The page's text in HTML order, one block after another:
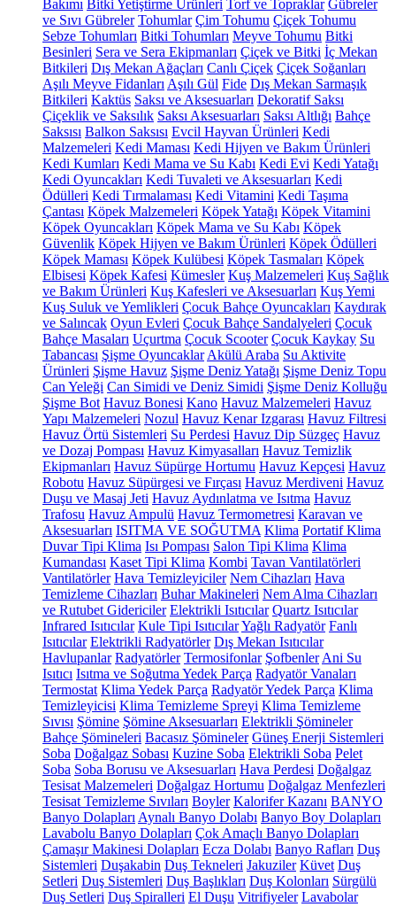
Bakımı Bitki Yetiştirme Ürünleri Torf ve Topraklar Gübreler
ve Sıvı Gübreler Tohumlar Çim Tohumu Çiçek Tohumu
Sebze Tohumları Bitki Tohumları Meyve Tohumu Bitki
Besinleri Sera ve Sera Ekipmanları Çiçek ve Bitki İç Mekan
Bitkileri Dış Mekan Ağaçları Canlı Çiçek Çiçek Soğanları
Aşılı Meyve Fidanları Aşılı Gül Fide Dış Mekan Sarmaşık
Bitkileri Kaktüs Saksı ve Aksesuarları Dekoratif Saksı
Çiçeklik ve Saksılık Saksı Aksesuarları Saksı Altlığı Bahçe
Saksısı Balkon Saksısı Evcil Hayvan Ürünleri Kedi
Malzemeleri Kedi Maması Kedi Hijyen ve Bakım Ürünleri
Kedi Kumları Kedi Mama ve Su Kabı Kedi Evi Kedi Yatağı
Kedi Oyuncakları Kedi Tuvaleti ve Aksesuarları Kedi
Ödülleri Kedi Tırmalaması Kedi Vitamini Kedi Taşıma
Çantası Köpek Malzemeleri Köpek Yatağı Köpek Vitamini
Köpek Oyuncakları Köpek Mama ve Su Kabı Köpek
Güvenlik Köpek Hijyen ve Bakım Ürünleri Köpek Ödülleri
Köpek Maması Köpek Kulübesi Köpek Tasmaları Köpek
Elbisesi Köpek Kafesi Kümesler Kuş Malzemeleri Kuş Sağlık
ve Bakım Ürünleri Kuş Kafesleri ve Aksesuarları Kuş Yemi
Kuş Suluk ve Yemlikleri Çocuk Bahçe Oyuncakları Kaydırak
ve Salıncak Oyun Evleri Çocuk Bahçe Sandalyeleri Çocuk
Bahçe Masaları Uçurtma Çocuk Scooter Çocuk Kaykay Su
Tabancası Şişme Oyuncaklar Akülü Araba Su Aktivite
Ürünleri Şişme Havuz Şişme Deniz Yatağı Şişme Deniz Topu
Can Yeleği Can Simidi ve Deniz Simidi Şişme Deniz Kolluğu
Şişme Bot Havuz Bonesi Kano Havuz Malzemeleri Havuz
Yapı Malzemeleri Nozul Havuz Kenar Izgarası Havuz Filtresi
Havuz Örtü Sistemleri Su Perdesi Havuz Dip Süzgeç Havuz
ve Dozaj Pompası Havuz Kimyasalları Havuz Temizlik
Ekipmanları Havuz Süpürge Hortumu Havuz Kepçesi Havuz
Robotu Havuz Süpürgesi ve Fırçası Havuz Merdiveni Havuz
Duşu ve Masaj Jeti Havuz Aydınlatma ve Isıtma Havuz
Trafosu Havuz Ampulü Havuz Termometresi Karavan ve
Aksesuarları ISITMA VE SOĞUTMA Klima Portatif Klima
Duvar Tipi Klima Isı Pompası Salon Tipi Klima Klima
Kumandası Kaset Tipi Klima Kombi Tavan Vantilatörleri
Vantilatörler Hava Temizleyiciler Nem Cihazları Hava
Temizleme Cihazları Buhar Makineleri Nem Alma Cihazları
ve Rutubet Gidericiler Elektrikli Isıtıcılar Quartz Isıtıcılar
Infrared Isıtıcılar Kule Tipi IsıtıcılarYağlı Radyatör Fanlı
Isıtıcılar Elektrikli Radyatörler Dış Mekan Isıtıcılar
Havlupanlar Radyatörler Termosifonlar Şofbenler Ani Su
Isıtıcı Isıtma ve Soğutma Yedek Parça Radyatör Vanaları
Termostat Klima Yedek Parça Radyatör Yedek Parça Klima
Temizleyicisi Klima Temizleme Spreyi Klima Temizleme
Sıvısı Şömine Şömine Aksesuarları Elektrikli Şömineler
Bahçe Şömineleri Bacasız Şömineler Güneş Enerji Sistemleri
Soba Doğalgaz Sobası Kuzine Soba Elektrikli Soba Pelet
Soba Soba Borusu ve Aksesuarları Hava Perdesi Doğalgaz
Tesisat Malzemeleri Doğalgaz Hortumu Doğalgaz Menfezleri
Tesisat Temizleme Sıvıları Boyler Kalorifer Kazanı BANYO
Banyo Dolapları Aynalı Banyo Dolabı Banyo Boy Dolapları
Lavabolu Banyo Dolapları Çok Amaçlı Banyo Dolapları
Çamaşır Makinesi Dolapları Ecza Dolabı Banyo Rafları Duş
Sistemleri Duşakabin Duş Tekneleri Jakuziler Küvet Duş
Setleri Duş Sistemleri Duş Başlıkları Duş Kolonları Sürgülü
Duş Setleri Duş Spiralleri El Duşu Vitrifiyeler Lavabolar